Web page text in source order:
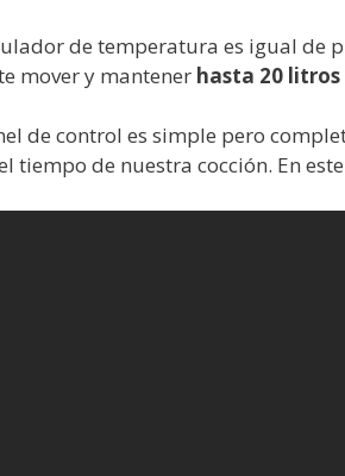
de temperatura es igual de
mover y mantener hasta 20 litros
de control es simple pero
tiempo de nuestra cocción. En